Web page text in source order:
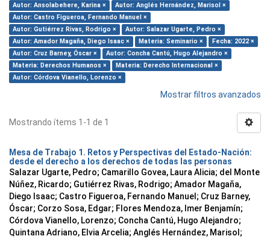
Autor: Ansolabehere, Karina ×
Autor: Anglés Hernández, Marisol ×
Autor: Castro Figueroa, Fernando Manuel ×
Autor: Gutiérrez Rivas, Rodrigo ×
Autor: Salazar Ugarte, Pedro ×
Autor: Amador Magaña, Diego Isaac ×
Materia: Seminario ×
Fecha: 2022 ×
Autor: Cruz Barney, Óscar ×
Autor: Concha Cantú, Hugo Alejandro ×
Materia: Derechos Humanos ×
Materia: Derecho Internacional ×
Autor: Córdova Vianello, Lorenzo ×
Mostrar filtros avanzados
Mostrando ítems 1-1 de 1
Mesa de Trabajo 1. Retos y Perspectivas del Estado-Nación:
desde el derecho a los derechos de todas las personas
Salazar Ugarte, Pedro; Camarillo Govea, Laura Alicia; del Monte
Núñez, Ricardo; Gutiérrez Rivas, Rodrigo; Amador Magaña,
Diego Isaac; Castro Figueroa, Fernando Manuel ; Cruz Barney,
Óscar; Corzo Sosa, Edgar; Flores Mendoza, Imer Benjamín;
Córdova Vianello, Lorenzo; Concha Cantú, Hugo Alejandro;
Quintana Adriano, Elvia Arcelia; Anglés Hernández, Marisol ;